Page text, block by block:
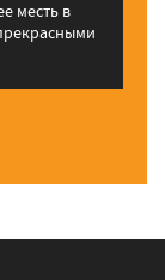
месть в